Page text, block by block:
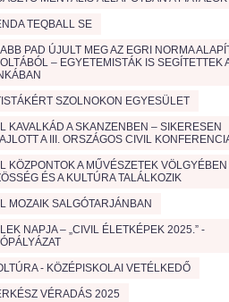
TEQBALL SE
PAD ÚJULT MEG AZ EGRI NORMA
– EGYETEMISTÁK IS SEGÍTETTEK
SZOLNOKON EGYESÜLET
KAVALKÁD A SKANZENBEN – SIKERESEN
A III. ORSZÁGOS CIVIL
KÖZPONTOK A MŰVÉSZETEK
ÉS A KULTÚRA TALÁLKOZIK
MOZAIK SALGÓTARJÁNBAN
NAPJA – „CIVIL ÉLETKÉPEK 2025.” -
- KÖZÉPISKOLAI VETÉLKEDŐ
VÉRADÁS 2025